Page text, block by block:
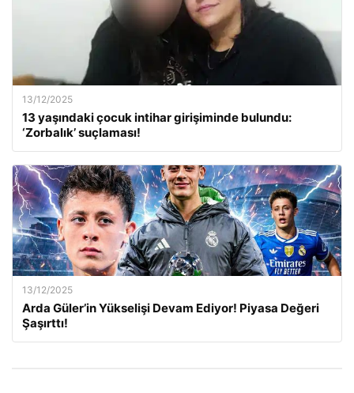
13/12/2025
13 yaşındaki çocuk intihar girişiminde bulundu:
‘Zorbalık’ suçlaması!
13/12/2025
Arda Güler’in Yükselişi Devam Ediyor! Piyasa Değeri
Şaşırttı!